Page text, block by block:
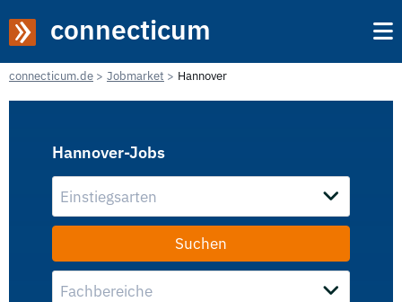
connecticum
connecticum.de Jobmarket Hannover
Hannover-Jobs
Einstiegsarten
Fachbereiche